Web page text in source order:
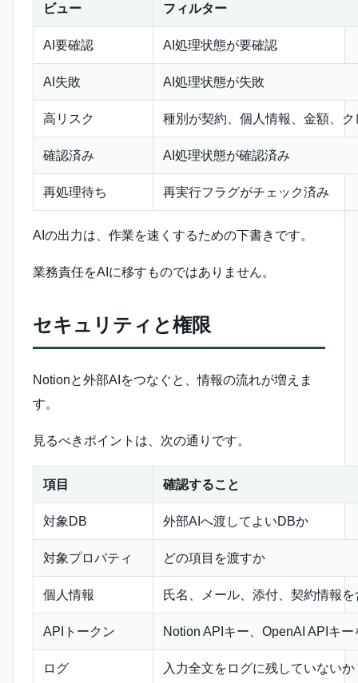
ビュー フィルター
AI要確認 AI処理状態が要確認
AI失敗 AI処理状態が失敗
高リスク 種別が契約、個人情報、金額、ク
確認済み AI処理状態が確認済み
再処理待ち 再実行フラグがチェック済み
AIの出力は、作業を速くするための下書きです。
業務責任をAIに移すものではありません。
セキュリティと権限
Notionと外部AIをつなぐと、情報の流れが増えま
す。
見るべきポイントは、次の通りです。
項目 確認すること
対象DB 外部AIへ渡してよいDBか
対象プロパティ どの項目を渡すか
個人情報 氏名、メール、添付、契約情報を
APIトークン Notion APIキー、OpenAI APIキ
ログ 入力全文をログに残していないか